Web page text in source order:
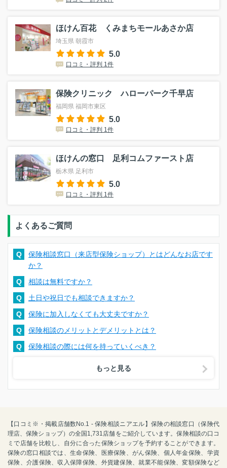
ほけん百花 くみまちモールあさか店
埼玉県 朝霞市
5.0
口コミ・評判 1件
保険クリニック ハローパーク千早店
福岡県 福岡市東区
5.0
口コミ・評判 1件
ほけんの窓口 足利コムファースト店
栃木県 足利市
5.0
口コミ・評判 1件
よくあるご質問
Q
保険相談窓口（来店型保険ショップ）とはどんなお店です
か？
Q
相談は無料ですか？
Q
土日や祝日でも相談できますか？
Q
保険に加入しなくても大丈夫ですか？
Q
保険相談のメリットとデメリットとは？
Q
保険相談の際には何を持っていくべき？
もっと見る
【口コミ※・掲載店舗数No.1 - 保険相談ニアエル】保険の相談窓口（保険代
理店、保険ショップ）の全国1,731店舗をご紹介しています。保険相談の口コ
ミで店舗を比較し、自分に合った保険ショップを予約することができます。
保険の窓口相談では、生命保険、医療保険、がん保険、個人年金保険、学資
保険、介護保険、収入保障保険、外貨建保険、就業不能保険、変額保険など